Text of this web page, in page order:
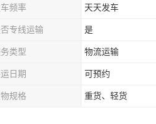
频率 天天发车
专线运输 是
类型 物流运输
日期 可预约
规格 重货、轻货